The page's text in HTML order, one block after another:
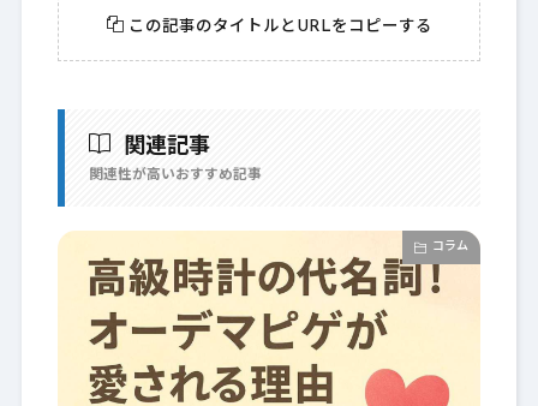
この記事のタイトルとURLをコピーする
関連記事
関連性が高いおすすめ記事
コラム